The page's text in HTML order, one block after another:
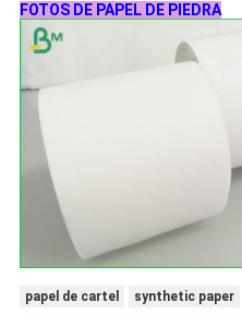
FOTOS DE PAPEL DE PIEDRA
papel de cartel synthetic paper